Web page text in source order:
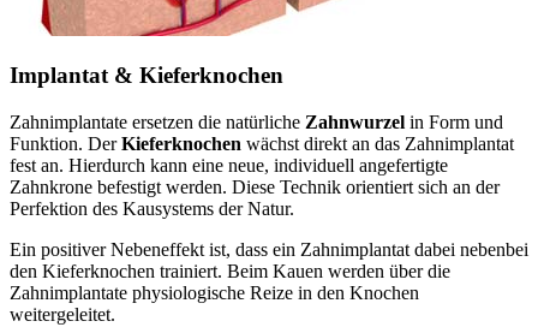
Implantat & Kieferknochen
Zahnimplantate ersetzen die natürliche Zahnwurzel in Form und
Funktion. DerKieferknochen wächst direkt an das Zahnimplantat
fest an. Hierdurch kann eine neue, individuell angefertigte
Zahnkrone befestigt werden. Diese Technik orientiert sich an der
Perfektion des Kausystems der Natur.
Ein positiver Nebeneffekt ist, dass ein Zahnimplantat dabei nebenbei
den Kieferknochen trainiert. Beim Kauen werden über die
Zahnimplantate physiologische Reize in den Knochen
weitergeleitet.